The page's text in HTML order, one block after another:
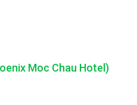
Moc Chau Hotel)